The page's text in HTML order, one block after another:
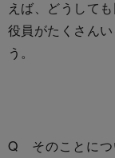
えば、どうして
役員がたくさん
う。
Q そのことにつ